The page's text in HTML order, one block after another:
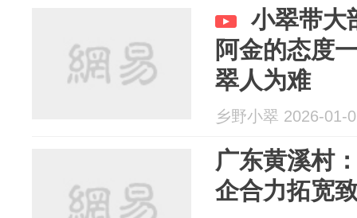
小翠带大
阿金的态度
翠人为难
乡野小翠 2026-01-
广东黄溪村
企合力拓宽